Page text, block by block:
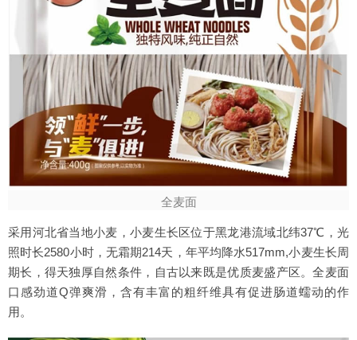
全麦面
采用河北省当地小麦，小麦生长区位于黑龙港流域北纬37℃，光
照时长2580小时，无霜期214天，年平均降水517mm,小麦生长周
期长，得天独厚自然条件，自古以来既是优质麦盛产区。全麦面
口感劲道Q弹爽滑，含有丰富的粗纤维具有促进肠道蠕动的作
用。